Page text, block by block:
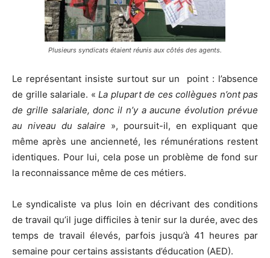
Plusieurs syndicats étaient réunis aux côtés des agents.
Le représentant insiste surtout sur un point : l’absence
de grille salariale. « La plupart de ces collègues n’ont pas
de grille salariale, donc il n’y a aucune évolution prévue
au niveau du salaire », poursuit-il, en expliquant que
même après une ancienneté, les rémunérations restent
identiques. Pour lui, cela pose un problème de fond sur
la reconnaissance même de ces métiers.
Le syndicaliste va plus loin en décrivant des conditions
de travail qu’il juge difficiles à tenir sur la durée, avec des
temps de travail élevés, parfois jusqu’à 41 heures par
semaine pour certains assistants d’éducation (AED).